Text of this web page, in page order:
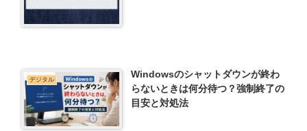
デジタル
Windowsのシャットダウンが終わ
らないときは何分待つ？強制終了の
目安と対処法